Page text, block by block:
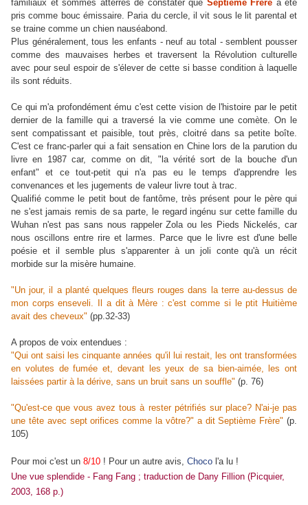
familiaux et sommes atterrés de constater que Septième Frère a été
pris comme bouc émissaire. Paria du cercle, il vit sous le lit parental et
se traine comme un chien nauséabond.
Plus généralement, tous les enfants - neuf au total - semblent pousser
comme des mauvaises herbes et traversent la Révolution culturelle
avec pour seul espoir de s'élever de cette si basse condition à laquelle
ils sont réduits.
Ce qui m'a profondément ému c'est cette vision de l'histoire par le petit
dernier de la famille qui a traversé la vie comme une comète. On le
sent compatissant et paisible, tout près, cloitré dans sa petite boîte.
C'est ce franc-parler qui a fait sensation en Chine lors de la parution du
livre en 1987 car, comme on dit, "la vérité sort de la bouche d'un
enfant" et ce tout-petit qui n'a pas eu le temps d'apprendre les
convenances et les jugements de valeur livre tout à trac.
Qualifié comme le petit bout de fantôme, très présent pour le père qui
ne s'est jamais remis de sa parte, le regard ingénu sur cette famille du
Wuhan n'est pas sans nous rappeler Zola ou les Pieds Nickelés, car
nous oscillons entre rire et larmes. Parce que le livre est d'une belle
poésie et il semble plus s'apparenter à un joli conte qu'à un récit
morbide sur la misère humaine.
"Un jour, il a planté quelques fleurs rouges dans la terre au-dessus de
mon corps enseveli. Il a dit à Mère : c'est comme si le ptit Huitième
avait des cheveux" (pp.32-33)
A propos de voix entendues :
"Qui ont saisi les cinquante années qu'il lui restait, les ont transformées
en volutes de fumée et, devant les yeux de sa bien-aimée, les ont
laissées partir à la dérive, sans un bruit sans un souffle" (p. 76)
"Qu'est-ce que vous avez tous à rester pétrifiés sur place? N'ai-je pas
une tête avec sept orifices comme la vôtre?" a dit Septième Frère" (p.
105)
Pour moi c'est un 8/10 ! Pour un autre avis, Choco l'a lu !
Une vue splendide - Fang Fang ; traduction de Dany Fillion (Picquier,
2003, 168 p.)